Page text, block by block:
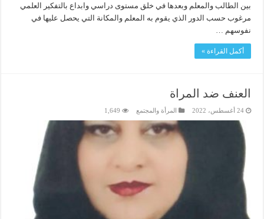
بين الطالب والمعلم وبعدها في خلق مستوى دراسي وابداع بالتفكير العلمي
مرغوب حسب الدور الذي يقوم به المعلم والمكانة التي يحصل عليها في
نفوسهم …
أكمل القراءة »
العنف ضد المراة
24 أغسطس، 2022 المرأة والمجتمع 1,649